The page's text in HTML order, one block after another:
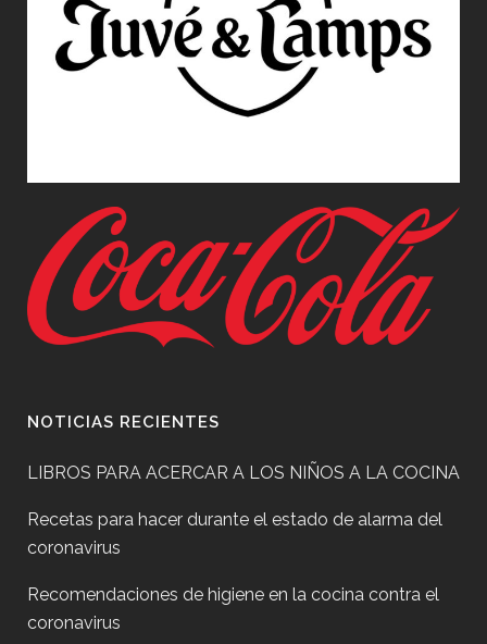
NOTICIAS RECIENTES
LIBROS PARA ACERCAR A LOS NIÑOS A LA COCINA
Recetas para hacer durante el estado de alarma del
coronavirus
Recomendaciones de higiene en la cocina contra el
coronavirus